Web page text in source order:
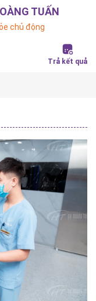
TUẤN
chủ động
Trả kết quả